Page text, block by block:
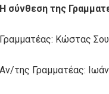
Η σύνθεση της
Γραμματέας: Κώστας
Αν/της Γραμματέας: